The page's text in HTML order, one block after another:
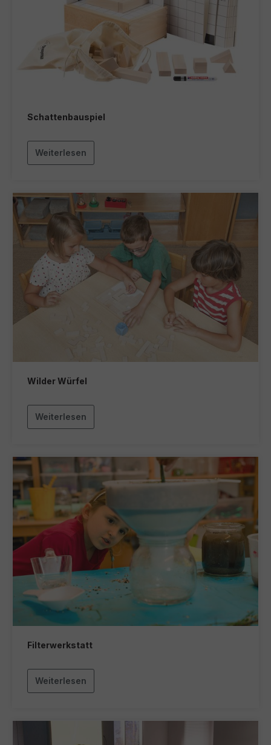
Schattenbauspiel
Weiterlesen
Wilder Würfel
Weiterlesen
Filterwerkstatt
Weiterlesen